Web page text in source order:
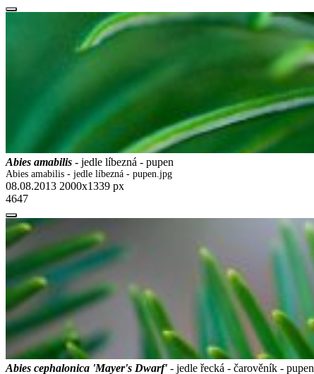
Abies amabilis - jedle líbezná - pupen
Abies amabilis - jedle líbezná - pupen.jpg
08.08.2013 2000x1339 px
4647
Abies cephalonica 'Mayer's Dwarf' - jedle řecká - čarověník - pupen